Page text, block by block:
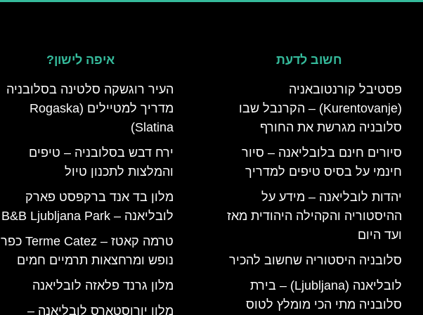
חשוב לדעת
פסטיבל קורנטובאניה
(Kurentovanje) – הקרנבל שבו
סלובניה מגרשת את החורף
סיורים חינם בלובליאנה – סיור
חינמי על בסיס טיפים למדריך
יהדות לובליאנה – מידע על
ההיסטוריה והקהילה היהודית מאז
ועד היום
סלובניה היסטוריה שחשוב להכיר
לובליאנה (Ljubljana) – בירת
סלובניה מתי הכי מומלץ לטוס
איפה לישון?
העיר רוגשקה סלטינה בסלובניה
מדריך למטיילים (Rogaska
Slatina)
ירח דבש בסלובניה – טיפים
והמלצות לתכנון טיול
מלון בד אנד ברקפסט פארק
לובליאנה – B&B Ljubljana Park
טרמה קאטז – Terme Catez כפר
נופש ומרחצאות תרמיים חמים
מלון גרנד פלאזה לובליאנה
מלון יורוסטארס לובליאנה –